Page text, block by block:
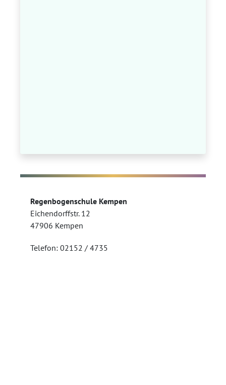
Regenbogenschule Kempen
Eichendorffstr. 12
47906 Kempen
Telefon: 02152 / 4735